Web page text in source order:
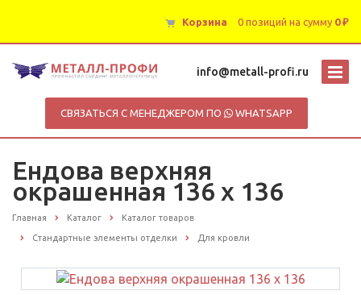
Корзина 0 позиций на сумму 0 ₽
info@metall-profi.ru
СВЯЗАТЬСЯ С МЕНЕДЖЕРОМ ПО WHATSAPP
Ендова верхняя
окрашенная 136 х 136
Главная Каталог Каталог товаров
Стандартные элементы отделки Для кровли